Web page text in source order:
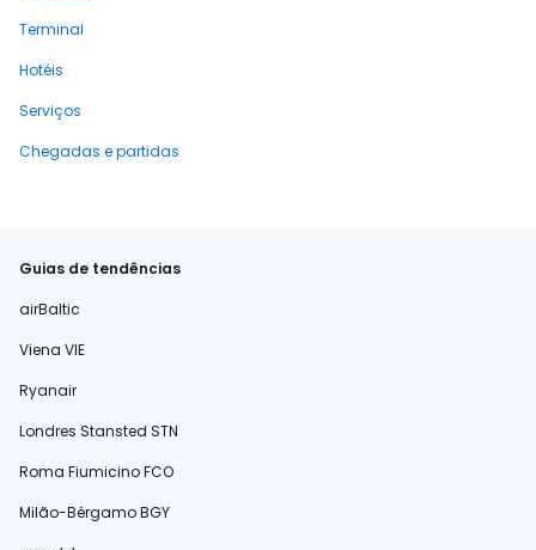
Terminal
Hotéis
Serviços
Chegadas e partidas
Guias de tendências
airBaltic
Viena VIE
Ryanair
Londres Stansted STN
Roma Fiumicino FCO
Milão-Bérgamo BGY